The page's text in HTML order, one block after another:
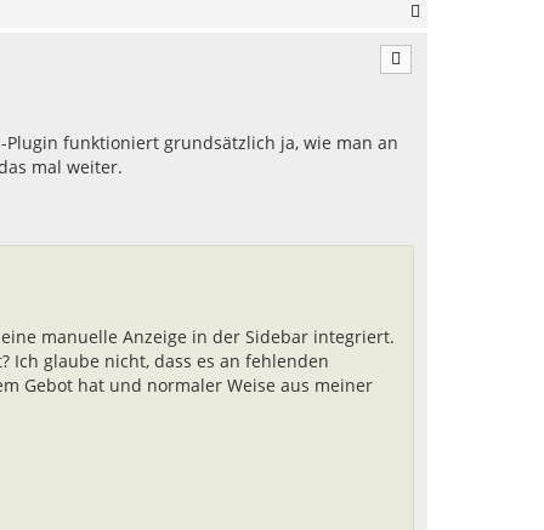
funktioniert grundsätzlich ja, wie man an
mal weiter.
manuelle Anzeige in der Sidebar integriert.
Ich glaube nicht, dass es an fehlenden
Gebot hat und normaler Weise aus meiner